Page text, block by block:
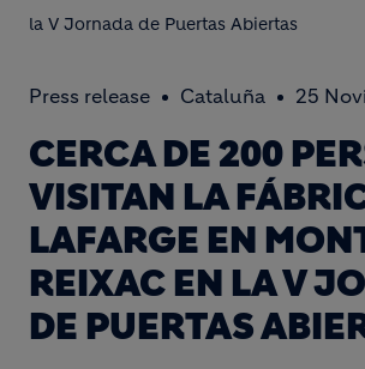
la V Jornada de Puertas Abiertas
Press release Cataluña 25
CERCA DE 200
VISITAN LA
LAFARGE EN
REIXAC EN LA V
DE PUERTAS